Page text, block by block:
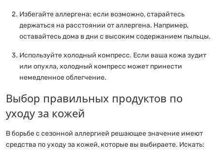
Избегайте аллергена: если возможно, старайтесь
держаться на расстоянии от аллергена. Например,
оставайтесь дома в дни с высоким содержанием пыльцы.
Используйте холодный компресс. Если ваша кожа зудит
или опухла, холодный компресс может принести
немедленное облегчение.
Выбор правильных продуктов по
уходу за кожей
В борьбе с сезонной аллергией решающее значение имеют
средства по уходу за кожей, которые вы выбираете. Искать: